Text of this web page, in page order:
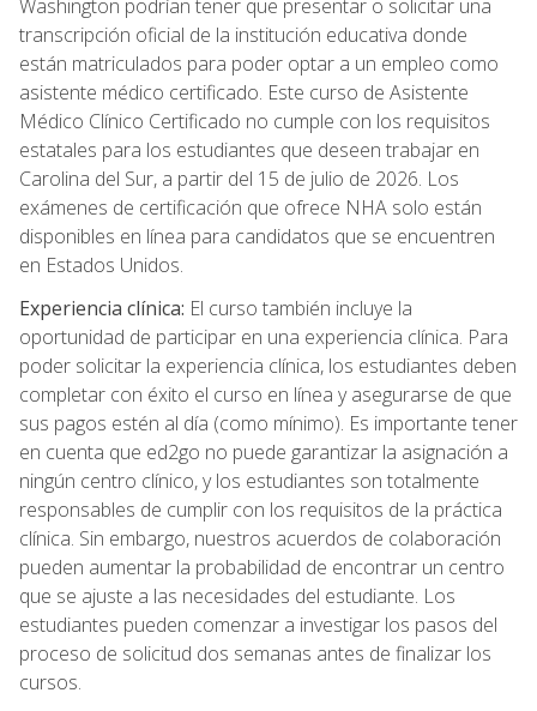
Washington podrían tener que presentar o solicitar una
transcripción oficial de la institución educativa donde
están matriculados para poder optar a un empleo como
asistente médico certificado. Este curso de Asistente
Médico Clínico Certificado no cumple con los requisitos
estatales para los estudiantes que deseen trabajar en
Carolina del Sur, a partir del 15 de julio de 2026. Los
exámenes de certificación que ofrece NHA solo están
disponibles en línea para candidatos que se encuentren
en Estados Unidos.
Experiencia clínica: El curso también incluye la
oportunidad de participar en una experiencia clínica. Para
poder solicitar la experiencia clínica, los estudiantes deben
completar con éxito el curso en línea y asegurarse de que
sus pagos estén al día (como mínimo). Es importante tener
en cuenta que ed2go no puede garantizar la asignación a
ningún centro clínico, y los estudiantes son totalmente
responsables de cumplir con los requisitos de la práctica
clínica. Sin embargo, nuestros acuerdos de colaboración
pueden aumentar la probabilidad de encontrar un centro
que se ajuste a las necesidades del estudiante. Los
estudiantes pueden comenzar a investigar los pasos del
proceso de solicitud dos semanas antes de finalizar los
cursos.